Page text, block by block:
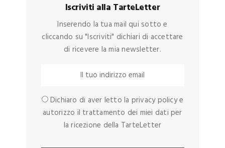
Iscriviti alla TarteLetter
Inserendo la tua mail qui sotto e
cliccando su "Iscriviti" dichiari di accettare
di ricevere la mia newsletter.
Dichiaro di aver letto la privacy policy e
autorizzo il trattamento dei miei dati per
la ricezione della TarteLetter